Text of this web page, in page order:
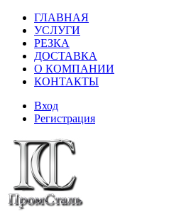
ГЛАВНАЯ
УСЛУГИ
РЕЗКА
ДОСТАВКА
О КОМПАНИИ
КОНТАКТЫ
Вход
Регистрация